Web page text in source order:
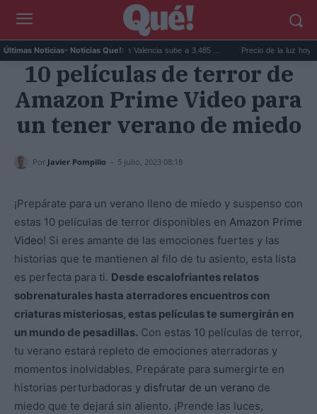
Últimas Noticias- Noticias Que!:
El precio de la vivienda en Valencia sube a 3.485 ... Precio de la luz hoy,
10 películas de terror de
Amazon Prime Video para
un tener verano de miedo
Por Javier Pompilio - 5 julio, 2023 08:18
¡Prepárate para un verano lleno de miedo y suspenso con
estas 10 películas de terror disponibles en Amazon Prime
Video! Si eres amante de las emociones fuertes y las
historias que te mantienen al filo de tu asiento, esta lista
es perfecta para ti. Desde escalofriantes relatos
sobrenaturales hasta aterradores encuentros con
criaturas misteriosas, estas películas te sumergirán en
un mundo de pesadillas. Con estas 10 películas de terror,
tu verano estará repleto de emociones aterradoras y
momentos inolvidables. Prepárate para sumergirte en
historias perturbadoras y disfrutar de un verano de
miedo que te dejará sin aliento. ¡Prende las luces,